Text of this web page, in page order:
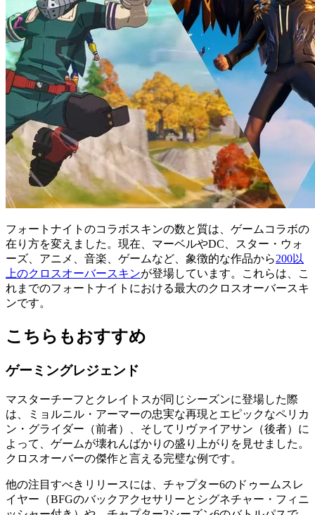
フォートナイトのコラボスキンの数と質は、ゲームコラボの
在り方を変えました。現在、マーベルやDC、スター・ウォ
ーズ、アニメ、音楽、ゲームなど、象徴的な作品から200以
上のクロスオーバースキンが登場しています。これらは、こ
れまでのフォートナイトにおける最大のクロスオーバースキ
ンです。
こちらもおすすめ
ゲーミングレジェンド
マスターチーフとクレイトスが同じシーズンに登場した際
は、ミョルニル・アーマーの忠実な再現とエピックなペリカ
ン・グライダー（前者）、そしてリヴァイアサン（後者）に
よって、ゲームが壊れんばかりの盛り上がりを見せました。
クロスオーバーの傑作と言える完璧な例です。
他の注目すべきリリースには、チャプター6のドゥームスレ
イヤー（BFGのバックアクセサリーとシグネチャー・フィニ